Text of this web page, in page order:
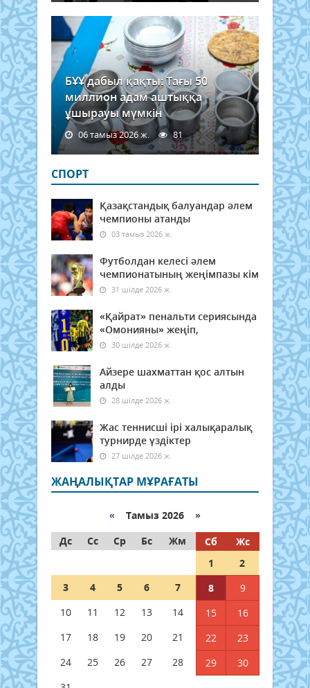
БҰҰ дабыл қақты: Тағы 50
миллион адам аштыққа
ұшырауы мүмкін
06 тамыз 2026 ж. 81
СПОРТ
Қазақстандық балуандар әлем
чемпионы атанды
03 тамыз 2026 ж.
Футболдан келесі әлем
чемпионатының жеңімпазы кім
31 шілде 2026 ж.
«Қайрат» пенальти сериясында
«Омонияны» жеңіп,
30 шілде 2026 ж.
Айзере шахматтан қос алтын
алды
28 шілде 2026 ж.
Жас теннисші ірі халықаралық
турнирде үздіктер
27 шілде 2026 ж.
ЖАҢАЛЫҚТАР МҰРАҒАТЫ
« Тамыз 2026 »
Дс
Сс Ср Бс Жм Сб
Жс
1
2
3
4 5 6 7 8
9
10
11 12 13 14 15
16
17
18 19 20 21 22
23
24
25 26 27 28 29
30